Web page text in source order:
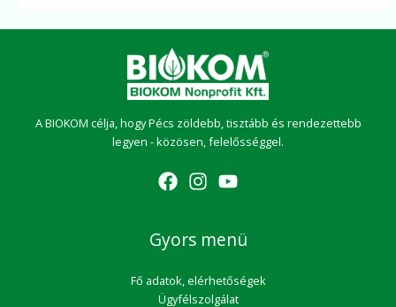
A BIOKOM célja, hogy Pécs zöldebb, tisztább és rendezettebb
legyen - közösen, felelősséggel.
Gyors menü
Fő adatok, elérhetőségek
Ügyfélszolgálat